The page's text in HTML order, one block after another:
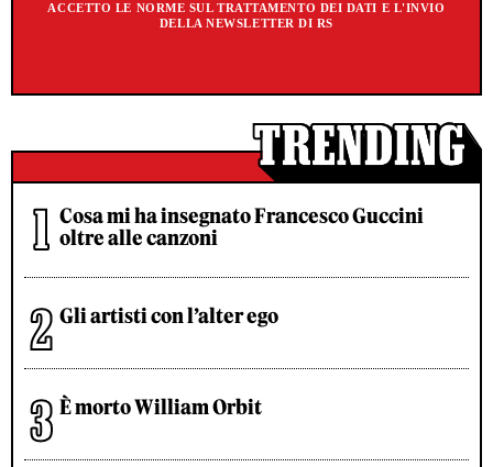
ACCETTO LE NORME SUL TRATTAMENTO DEI DATI E L'INVIO
DELLA NEWSLETTER DI RS
Cosa mi ha insegnato Francesco Guccini
oltre alle canzoni
Gli artisti con l’alter ego
È morto William Orbit